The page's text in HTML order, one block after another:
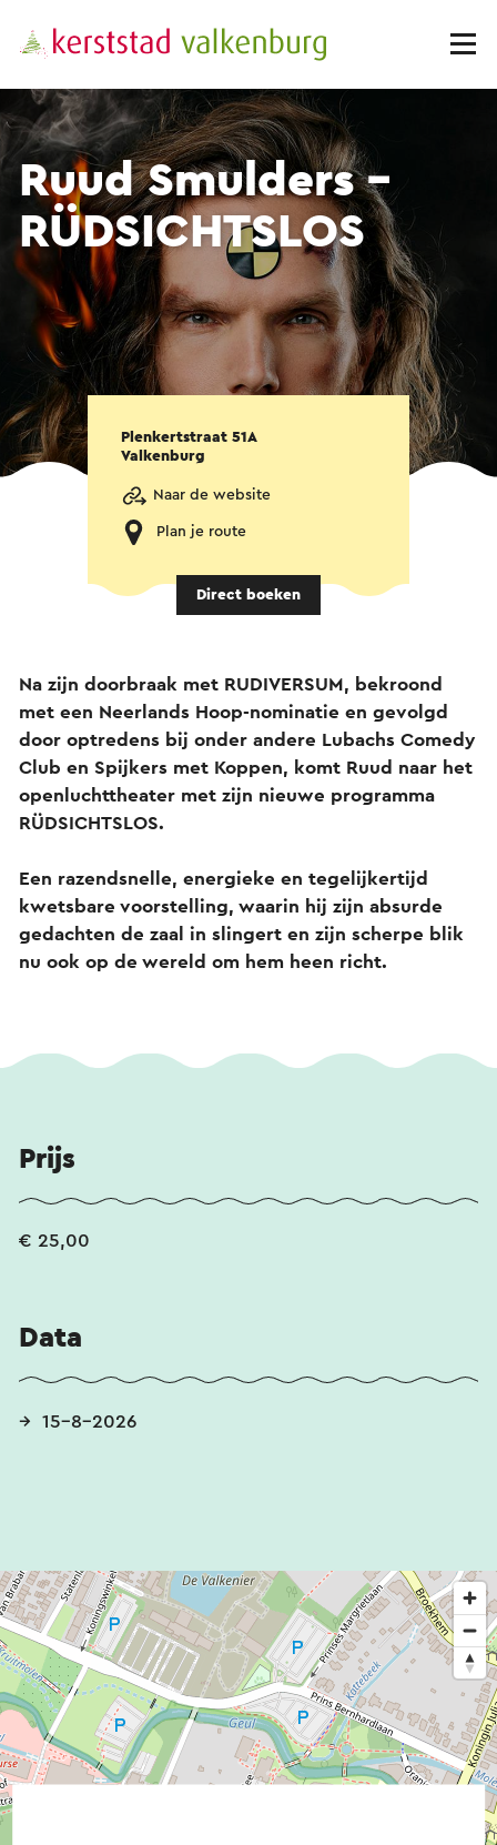
Ruud Smulders -
RÜDSICHTSLOS
Plenkertstraat 51A
Valkenburg
Naar de website
Plan je route
Direct boeken
Na zijn doorbraak met RUDIVERSUM, bekroond
met een Neerlands Hoop-nominatie en gevolgd
door optredens bij onder andere Lubachs Comedy
Club en Spijkers met Koppen, komt Ruud naar het
openluchttheater met zijn nieuwe programma
RÜDSICHTSLOS.
Een razendsnelle, energieke en tegelijkertijd
kwetsbare voorstelling, waarin hij zijn absurde
gedachten de zaal in slingert en zijn scherpe blik
nu ook op de wereld om hem heen richt.
Prijs
€ 25,00
Data
15-8-2026